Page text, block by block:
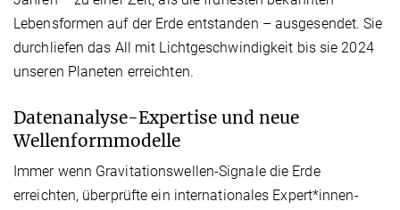
Lebensformen auf der Erde entstanden – ausgesendet. Sie
durchliefen das All mit Lichtgeschwindigkeit bis sie 2024
unseren Planeten erreichten.
Datenanalyse-Expertise und neue
Wellenformmodelle
Immer wenn Gravitationswellen-Signale die Erde
erreichten, überprüfte ein internationales Expert*innen-